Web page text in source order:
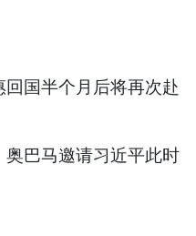
国半个月后将再次赴
巴马邀请习近平此时